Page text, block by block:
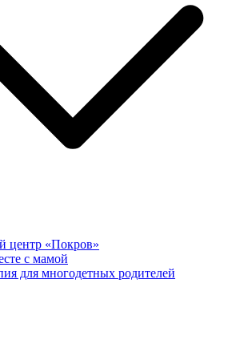
центр «Покров»
с мамой
для многодетных родителей